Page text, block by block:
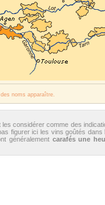
noms apparaître.
considérer comme des
figurer ici les vins goûtés dans
généralement carafés une